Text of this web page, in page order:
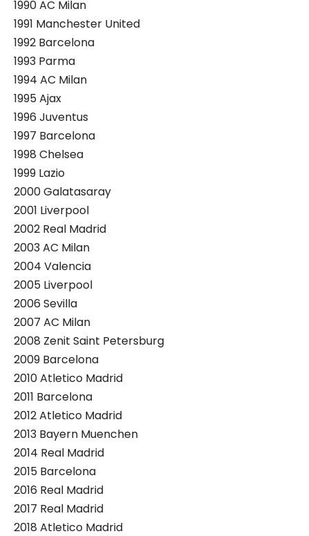
1990 AC Milan
1991 Manchester United
1992 Barcelona
1993 Parma
1994 AC Milan
1995 Ajax
1996 Juventus
1997 Barcelona
1998 Chelsea
1999 Lazio
2000 Galatasaray
2001 Liverpool
2002 Real Madrid
2003 AC Milan
2004 Valencia
2005 Liverpool
2006 Sevilla
2007 AC Milan
2008 Zenit Saint Petersburg
2009 Barcelona
2010 Atletico Madrid
2011 Barcelona
2012 Atletico Madrid
2013 Bayern Muenchen
2014 Real Madrid
2015 Barcelona
2016 Real Madrid
2017 Real Madrid
2018 Atletico Madrid